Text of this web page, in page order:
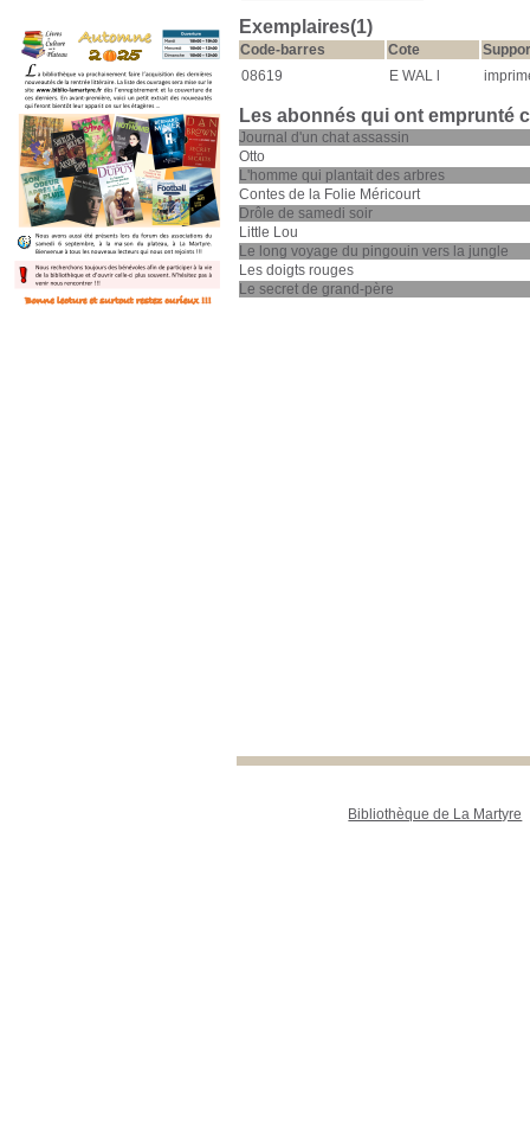
Exemplaires(1)
Code-barres Cote
08619
E WAL l
Les abonnés qui ont emprunté
Journal d'un chat assassin
Otto
L'homme qui plantait des arbres
Contes de la Folie Méricourt
Drôle de samedi soir
Little Lou
Le long voyage du pingouin vers la jungle
Les doigts rouges
Le secret de grand-père
Bibliothèque de La Martyre